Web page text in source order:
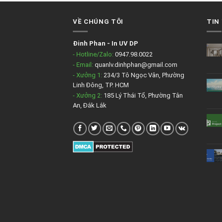
VỀ CHÚNG TÔI
Đinh Phan - In UV DP
- Hotline/Zalo: 0947.98.0022
- Email: quanlv.dinhphan@gmail.com
- Xưởng 1: 234/3 Tô Ngọc Vân, Phường
Linh Đông, TP. HCM
- Xưởng 2: 185 Lý Thái Tổ, Phường Tân
An, Đắk Lắk
TIN